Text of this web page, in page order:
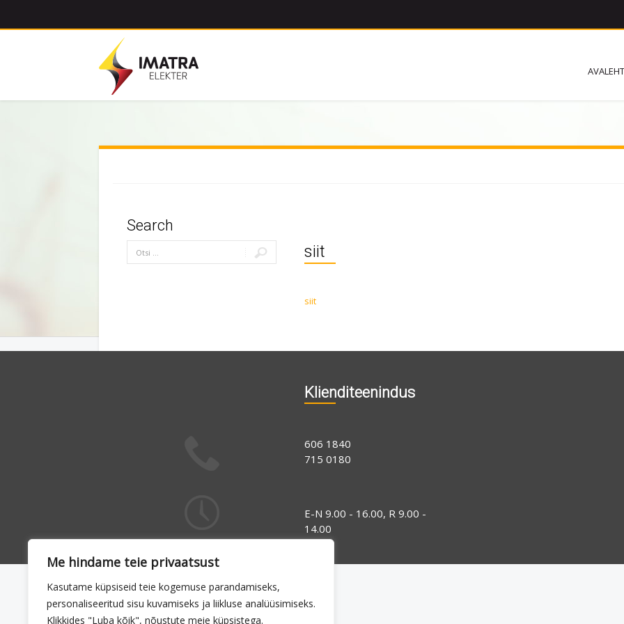
Me hindame teie privaatsust
Kasutame küpsiseid teie kogemuse parandamiseks,
personaliseeritud sisu kuvamiseks ja liikluse analüüsimiseks.
Klikkides "Luba kõik", nõustute meie küpsistega.
AVALEHT
Search
siit
siit
Klienditeenindus
606 1840
715 0180
E-N 9.00 - 16.00, R 9.00 -
14.00